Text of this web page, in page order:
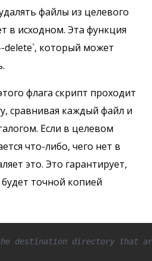
файлы из целевого
в исходном. Эта функция
delete`, который может
флага скрипт проходит
сравнивая каждый файл и
Если в целевом
что-либо, чего нет в
это. Это гарантирует,
точной копией
destination directory that